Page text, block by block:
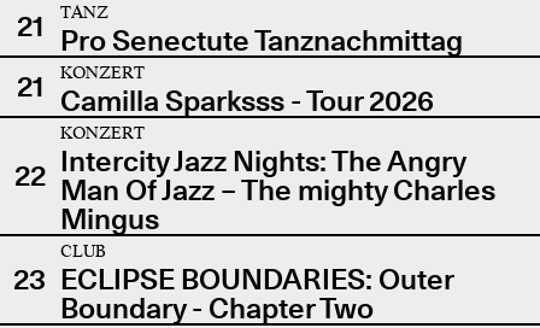
21
TANZ
Pro Senectute Tanznachmittag
21
KONZERT
Camilla Sparksss - Tour 2026
22
KONZERT
Intercity Jazz Nights: The Angry
Man Of Jazz – The mighty Charles
Mingus
23
CLUB
ECLIPSE BOUNDARIES: Outer
Boundary - Chapter Two